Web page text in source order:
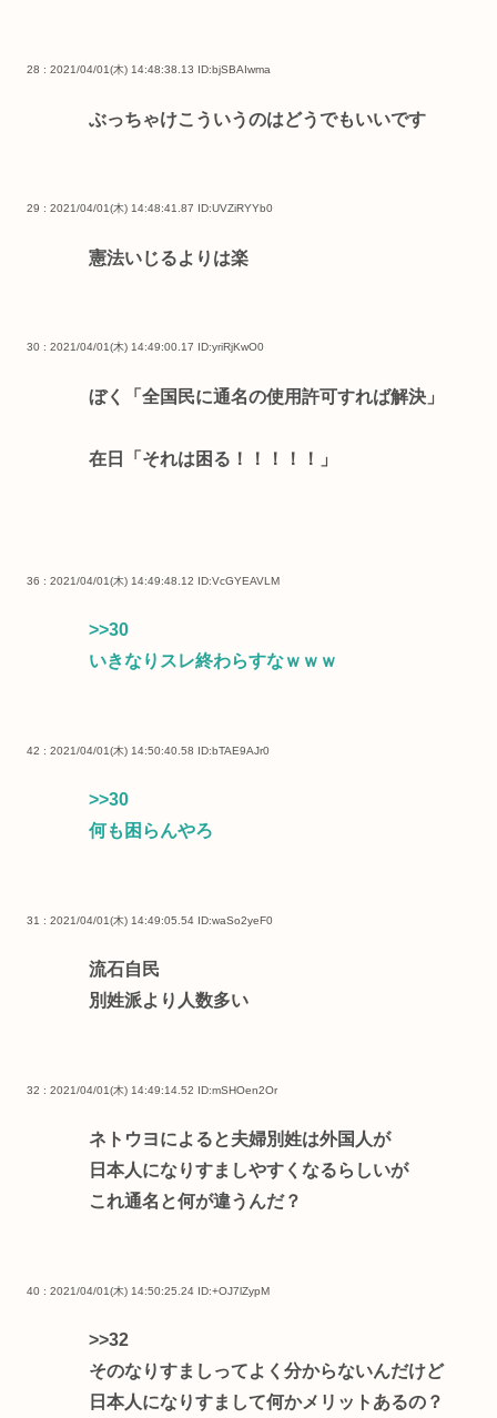
28 : 2021/04/01(木) 14:48:38.13 ID:bjSBAIwma
ぶっちゃけこういうのはどうでもいいです
29 : 2021/04/01(木) 14:48:41.87 ID:UVZiRYYb0
憲法いじるよりは楽
30 : 2021/04/01(木) 14:49:00.17 ID:yriRjKwO0
ぼく「全国民に通名の使用許可すれば解決」
在日「それは困る！！！！！」
36 : 2021/04/01(木) 14:49:48.12 ID:VcGYEAVLM
>>30
いきなりスレ終わらすなｗｗｗ
42 : 2021/04/01(木) 14:50:40.58 ID:bTAE9AJr0
>>30
何も困らんやろ
31 : 2021/04/01(木) 14:49:05.54 ID:waSo2yeF0
流石自民
別姓派より人数多い
32 : 2021/04/01(木) 14:49:14.52 ID:mSHOen2Or
ネトウヨによると夫婦別姓は外国人が
日本人になりすましやすくなるらしいが
これ通名と何が違うんだ？
40 : 2021/04/01(木) 14:50:25.24 ID:+OJ7lZypM
>>32
そのなりすましってよく分からないんだけど
日本人になりすまして何かメリットあるの？